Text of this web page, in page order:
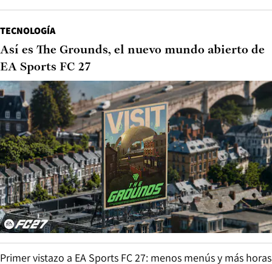
TECNOLOGÍA
Así es The Grounds, el nuevo mundo abierto de
EA Sports FC 27
Primer vistazo a EA Sports FC 27: menos menús y más horas